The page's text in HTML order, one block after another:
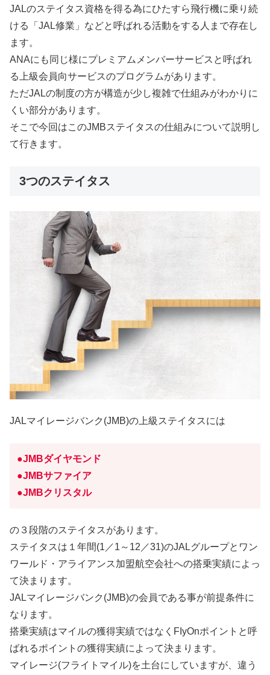
JALのステイタス資格を得る為にひたすら飛行機に乗り続
ける「JAL修業」などと呼ばれる活動をする人まで存在し
ます。
ANAにも同じ様にプレミアムメンバーサービスと呼ばれ
る上級会員向サービスのプログラムがあります。
ただJALの制度の方が構造が少し複雑で仕組みがわかりに
くい部分があります。
そこで今回はこのJMBステイタスの仕組みについて説明し
て行きます。
3つのステイタス
JALマイレージバンク(JMB)の上級ステイタスには
●JMBダイヤモンド
●JMBサファイア
●JMBクリスタル
の３段階のステイタスがあります。
ステイタスは１年間(1／1～12／31)のJALグループとワン
ワールド・アライアンス加盟航空会社への搭乗実績によっ
て決まります。
JALマイレージバンク(JMB)の会員である事が前提条件に
なります。
搭乗実績はマイルの獲得実績ではなくFIyOnポイントと呼
ばれるポイントの獲得実績によって決まります。
マイレージ(フライトマイル)を土台にしていますが、違う